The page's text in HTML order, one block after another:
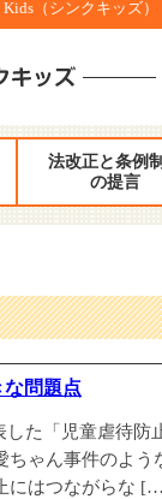
（シンクキッズ）
法改正と条例
の提言
な問題点
た「児童虐待
ゃん事件のよ
にはつながらな